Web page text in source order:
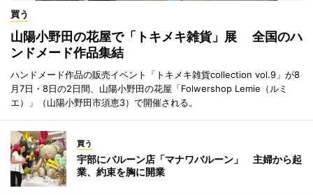
買う
山陽小野田の花屋で「トキメキ雑貨」展 全国のハ
ンドメード作品集結
ハンドメード作品の販売イベント「トキメキ雑貨collection vol.9」が8
月7日・8日の2日間、山陽小野田の花屋「Folwershop Lemie（ルミ
エ）」（山陽小野田市須恵3）で開催される。
買う
宇部にバルーン店「マナワバルーン」 主婦から起
業、約束を胸に開業